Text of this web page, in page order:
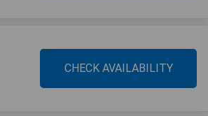
CHECK AVAILABILITY